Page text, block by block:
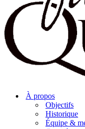
À propos
Objectifs
Historique
Équipe &